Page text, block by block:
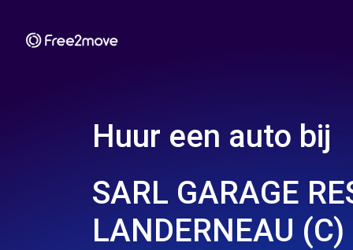
Huur een auto bij
SARL GARAGE
LANDERNEAU (C)